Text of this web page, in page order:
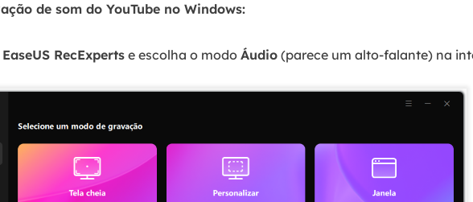
de som do YouTube no Windows:
EaseUS RecExperts e escolha o modo Áudio (parece um alto-falante) na